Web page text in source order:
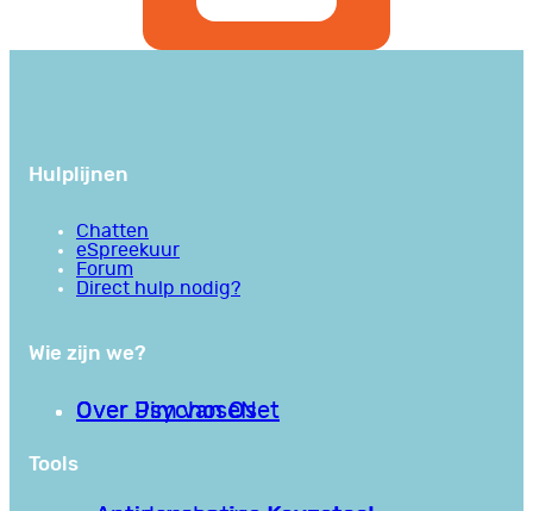
Hulplijnen
Chatten
eSpreekuur
Forum
Direct hulp nodig?
Wie zijn we?
Over PsychoseNet
Over Jim van Os
Tools